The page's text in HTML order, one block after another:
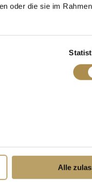
oder die sie im
Alle